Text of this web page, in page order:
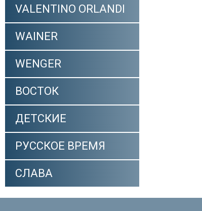
VALENTINO ORLANDI
WAINER
WENGER
ВОСТОК
ДЕТСКИЕ
РУССКОЕ ВРЕМЯ
СЛАВА